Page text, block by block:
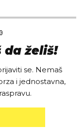
da želiš!
se. Nemaš
i jednostavna,